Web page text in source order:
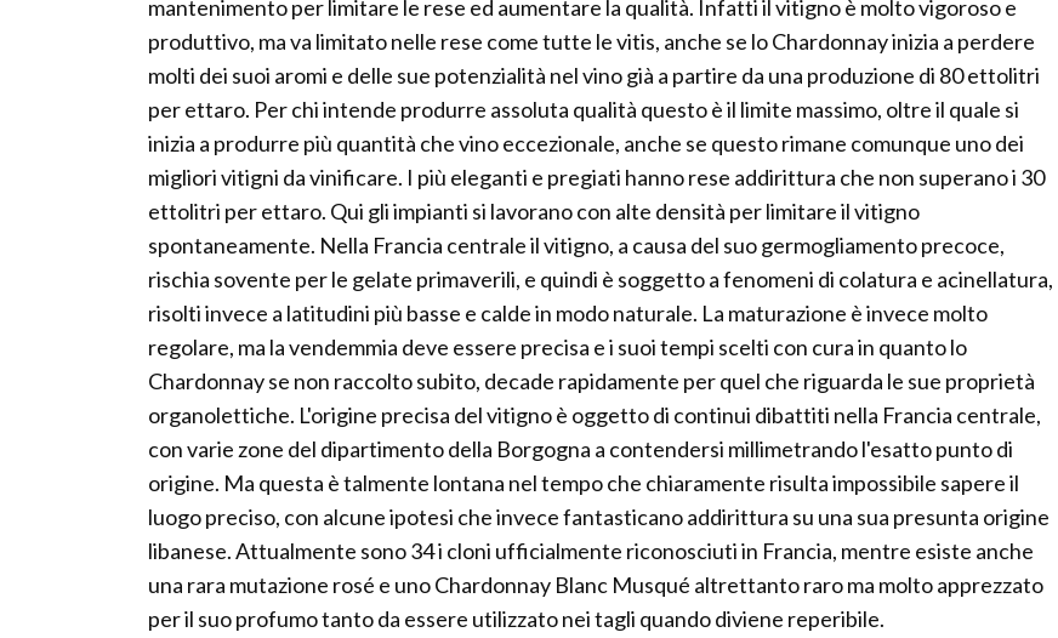
mantenimento per limitare le rese ed aumentare la qualità. Infatti il vitigno è molto vigoroso e
produttivo, ma va limitato nelle rese come tutte le vitis, anche se lo Chardonnay inizia a perdere
molti dei suoi aromi e delle sue potenzialità nel vino già a partire da una produzione di 80 ettolitri
per ettaro. Per chi intende produrre assoluta qualità questo è il limite massimo, oltre il quale si
inizia a produrre più quantità che vino eccezionale, anche se questo rimane comunque uno dei
migliori vitigni da vinificare. I più eleganti e pregiati hanno rese addirittura che non superano i 30
ettolitri per ettaro. Qui gli impianti si lavorano con alte densità per limitare il vitigno
spontaneamente. Nella Francia centrale il vitigno, a causa del suo germogliamento precoce,
rischia sovente per le gelate primaverili, e quindi è soggetto a fenomeni di colatura e acinellatura,
risolti invece a latitudini più basse e calde in modo naturale. La maturazione è invece molto
regolare, ma la vendemmia deve essere precisa e i suoi tempi scelti con cura in quanto lo
Chardonnay se non raccolto subito, decade rapidamente per quel che riguarda le sue proprietà
organolettiche. L'origine precisa del vitigno è oggetto di continui dibattiti nella Francia centrale,
con varie zone del dipartimento della Borgogna a contendersi millimetrando l'esatto punto di
origine. Ma questa è talmente lontana nel tempo che chiaramente risulta impossibile sapere il
luogo preciso, con alcune ipotesi che invece fantasticano addirittura su una sua presunta origine
libanese. Attualmente sono 34 i cloni ufficialmente riconosciuti in Francia, mentre esiste anche
una rara mutazione rosé e uno Chardonnay Blanc Musqué altrettanto raro ma molto apprezzato
per il suo profumo tanto da essere utilizzato nei tagli quando diviene reperibile.